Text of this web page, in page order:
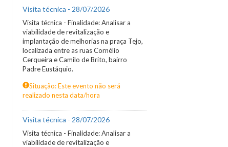
Visita técnica - 28/07/2026
Visita técnica - Finalidade: Analisar a
viabilidade de revitalização e
implantação de melhorias na praça Tejo,
localizada entre as ruas Cornélio
Cerqueira e Camilo de Brito, bairro
Padre Eustáquio.
Situação: Este evento não será
realizado nesta data/hora
Visita técnica - 28/07/2026
Visita técnica - Finalidade: Analisar a
viabilidade de revitalização e